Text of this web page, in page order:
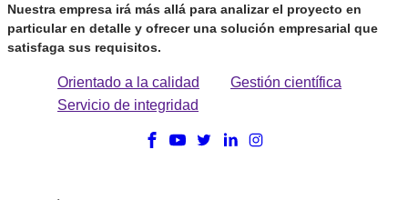
Nuestra empresa irá más allá para analizar el proyecto en
particular en detalle y ofrecer una solución empresarial que
satisfaga sus requisitos.
Orientado a la calidad
Gestión científica
Servicio de integridad